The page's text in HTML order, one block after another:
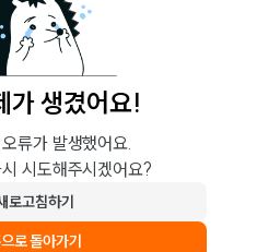
가 생겼어요!
류가 발생했어요.
시도해주시겠어요?
로고침하기
로 돌아가기